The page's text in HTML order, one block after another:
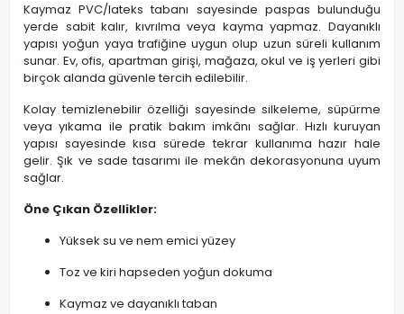
Kaymaz PVC/lateks tabanı sayesinde paspas bulunduğu
yerde sabit kalır, kıvrılma veya kayma yapmaz. Dayanıklı
yapısı yoğun yaya trafiğine uygun olup uzun süreli kullanım
sunar. Ev, ofis, apartman girişi, mağaza, okul ve iş yerleri gibi
birçok alanda güvenle tercih edilebilir.
Kolay temizlenebilir özelliği sayesinde silkeleme, süpürme
veya yıkama ile pratik bakım imkânı sağlar. Hızlı kuruyan
yapısı sayesinde kısa sürede tekrar kullanıma hazır hale
gelir. Şık ve sade tasarımı ile mekân dekorasyonuna uyum
sağlar.
Öne Çıkan Özellikler:
Yüksek su ve nem emici yüzey
Toz ve kiri hapseden yoğun dokuma
Kaymaz ve dayanıklı taban